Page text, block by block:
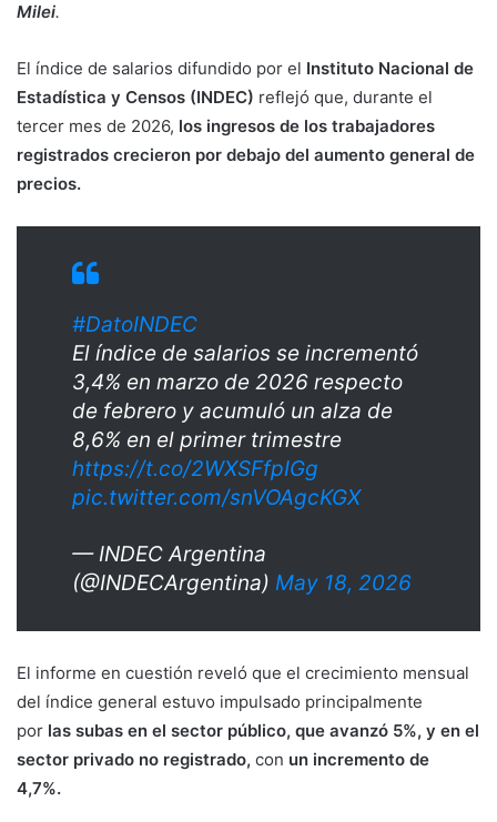
Milei.
El índice de salarios difundido por el Instituto Nacional de
Estadística y Censos (INDEC) reflejó que, durante el
tercer mes de 2026, los ingresos de los trabajadores
registrados crecieron por debajo del aumento general de
precios.
#DatoINDEC
El índice de salarios se incrementó
3,4% en marzo de 2026 respecto
de febrero y acumuló un alza de
8,6% en el primer trimestre
https://t.co/2WXSFfpIGg
pic.twitter.com/snVOAgcKGX
— INDEC Argentina
(@INDECArgentina) May 18, 2026
El informe en cuestión reveló que el crecimiento mensual
del índice general estuvo impulsado principalmente
por las subas en el sector público, que avanzó 5%, y en el
sector privado no registrado, con un incremento de
4,7%.